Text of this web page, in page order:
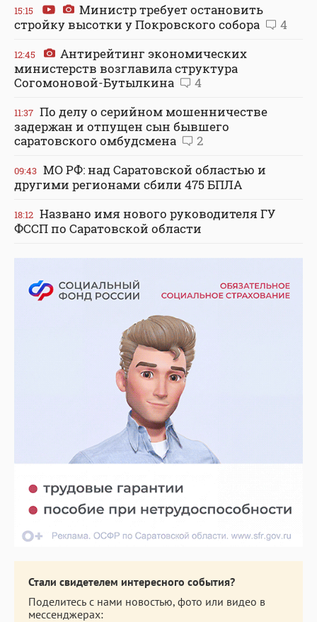
15:15
Министр требует остановить
стройку высотки у Покровского собора
4
12:45
Антирейтинг экономических
министерств возглавила структура
Согомоновой-Бутылкина
4
11:37 По делу о серийном мошенничестве
задержан и отпущен сын бывшего
саратовского омбудсмена
2
09:43 МО РФ: над Саратовской областью и
другими регионами сбили 475 БПЛА
18:12 Названо имя нового руководителя ГУ
ФССП по Саратовской области
Стали свидетелем интересного события?
Поделитесь с нами новостью, фото или видео в
мессенджерах: